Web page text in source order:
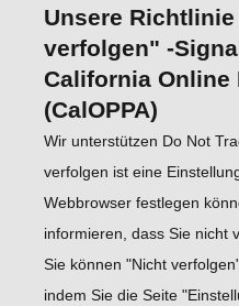
Unsere
verfolgen" -
California Online
(CalOPPA)
Wir unterstützen Do Not
verfolgen ist eine
Webbrowser festlegen
informieren, dass Sie nicht
Sie können "Nicht
indem Sie die Seite